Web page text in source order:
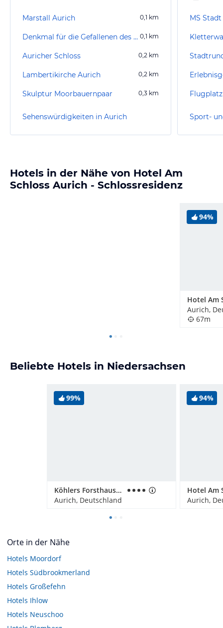
Marstall Aurich 0,1 km
Denkmal für die Gefallenen des Ersten Weltkrieges 0,1 km
Auricher Schloss 0,2 km
Lambertikirche Aurich 0,2 km
Skulptur Moorbauernpaar 0,3 km
Sehenswürdigkeiten in Aurich Sport-
Hotels in der Nähe von Hotel Am
Schloss Aurich - Schlossresidenz
94%
Aurich,
67m
Beliebte Hotels in Niedersachsen
99%
Köhlers Forsthaus Wellness & Genuss Hotel
Aurich, Deutschland
94%
Aurich,
Orte in der Nähe
Hotels Moordorf
Hotels Südbrookmerland
Hotels Großefehn
Hotels Ihlow
Hotels Neuschoo